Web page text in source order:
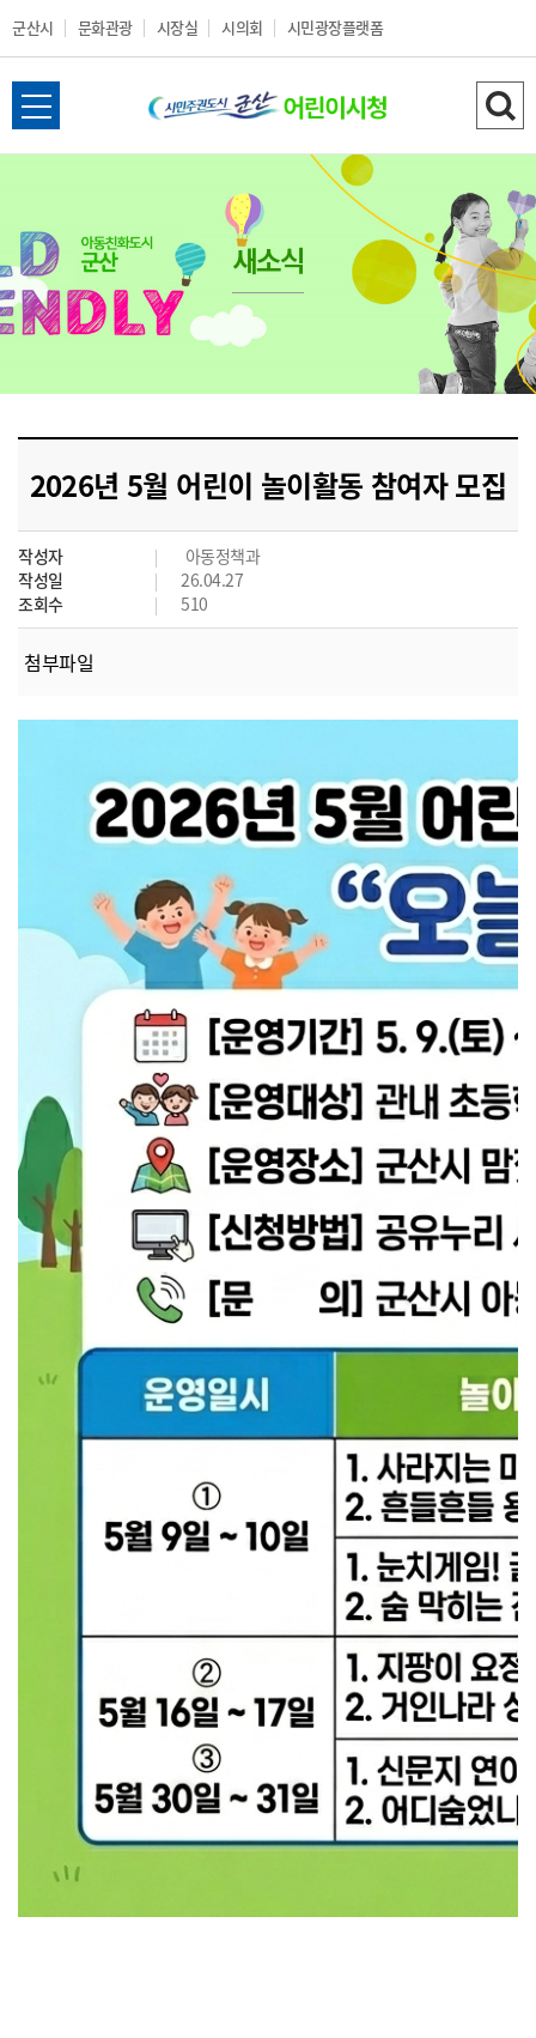
군산시 문화관광 시장실 시의회 시민광장플랫폼
군
산
어
이
시
청
전
체
열
기
검
색
기
새소식
2026년 5월 어린이 놀이활동 참여자 모집
작성자
아동정책과
작성일
26.04.27
조회수
510
첨부파일